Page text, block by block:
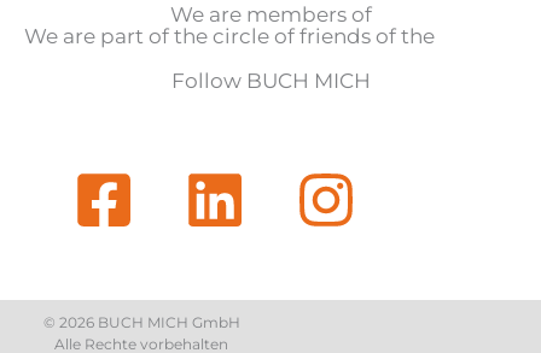
We are members of
We are part of the circle of friends of the
Follow BUCH MICH
© 2026 BUCH MICH GmbH
Alle Rechte vorbehalten